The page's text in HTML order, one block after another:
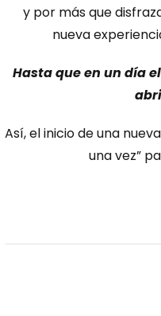
y por más que
nueva
Hasta que en un día
Así, el inicio de una
una vez”